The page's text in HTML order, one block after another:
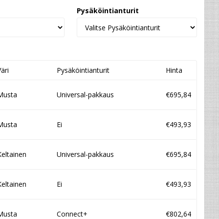
Pysäköintianturit
Pysäköintianturit Hinta
Universal-pakkaus €695,84
Ei €493,93
Universal-pakkaus €695,84
Ei €493,93
Connect+ €802,64